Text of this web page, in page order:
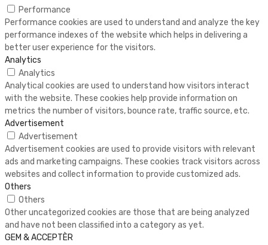
Performance
Performance cookies are used to understand and analyze the key
performance indexes of the website which helps in delivering a
better user experience for the visitors.
Analytics
Analytics
Analytical cookies are used to understand how visitors interact
with the website. These cookies help provide information on
metrics the number of visitors, bounce rate, traffic source, etc.
Advertisement
Advertisement
Advertisement cookies are used to provide visitors with relevant
ads and marketing campaigns. These cookies track visitors across
websites and collect information to provide customized ads.
Others
Others
Other uncategorized cookies are those that are being analyzed
and have not been classified into a category as yet.
GEM & ACCEPTÈR